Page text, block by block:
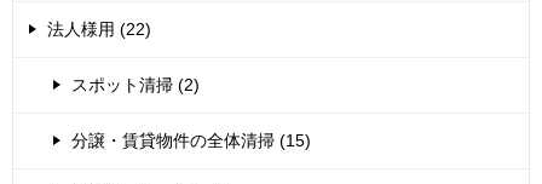
法人様用 (22)
スポット清掃 (2)
分譲・賃貸物件の全体清掃 (15)